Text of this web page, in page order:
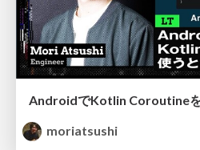
moriatsushi